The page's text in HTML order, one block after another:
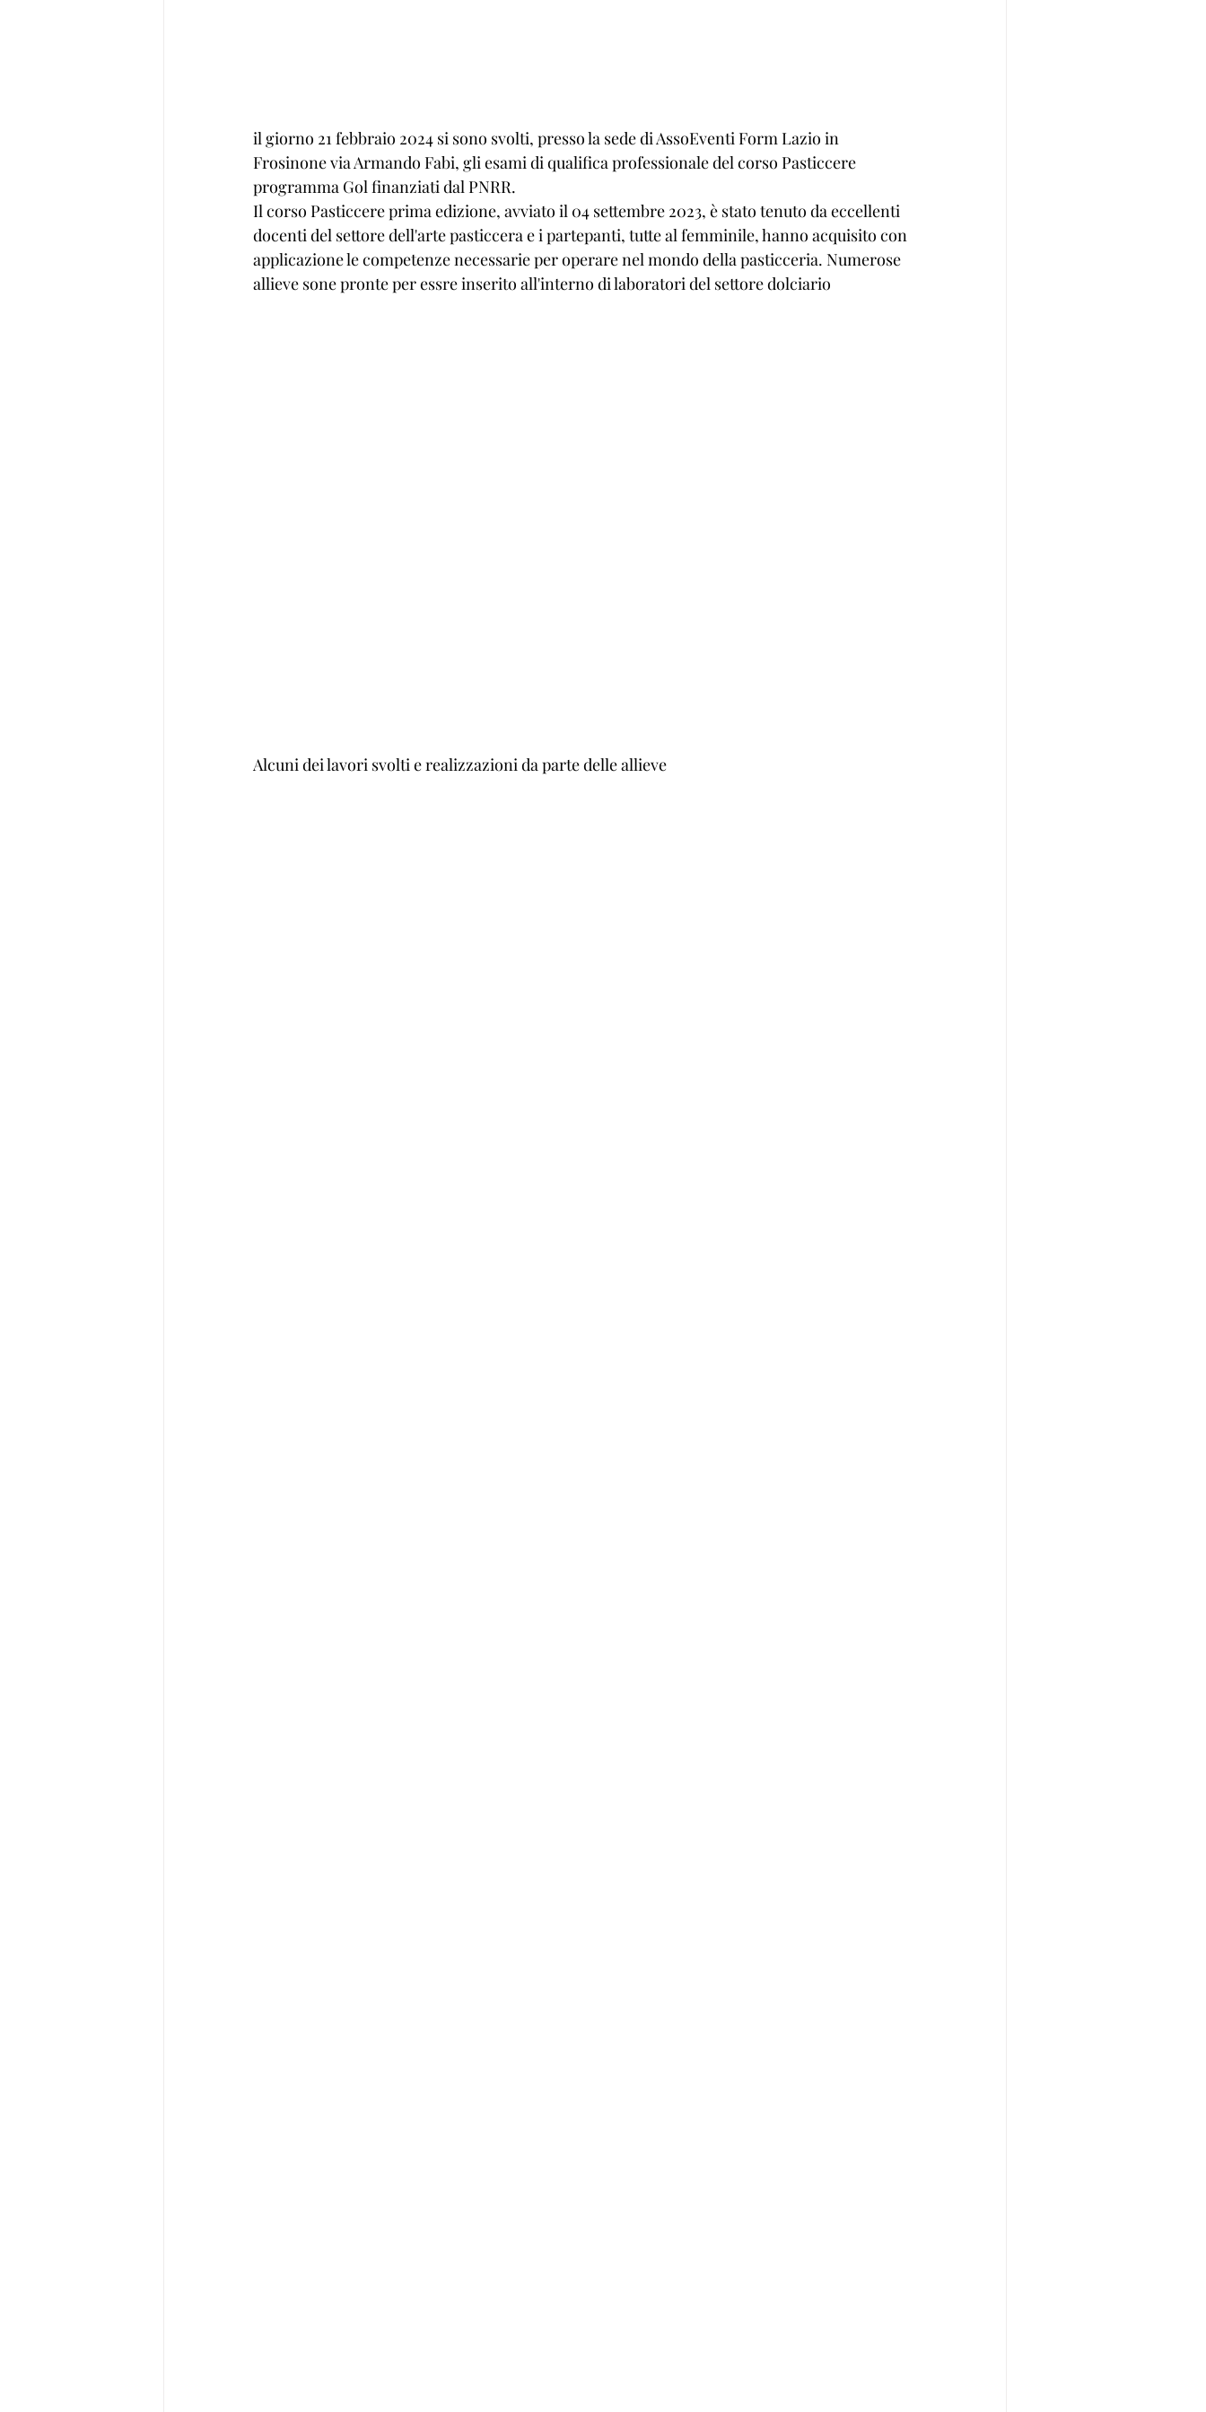
il giorno 21 febbraio 2024 si sono svolti, presso la sede di AssoEventi Form Lazio in
Frosinone via Armando Fabi, gli esami di qualifica professionale del corso Pasticcere
programma Gol finanziati dal PNRR.
Il corso Pasticcere prima edizione, avviato il 04 settembre 2023, è stato tenuto da eccellenti
docenti del settore dell'arte pasticcera e i partepanti, tutte al femminile, hanno acquisito con
applicazione le competenze necessarie per operare nel mondo della pasticceria. Numerose
allieve sone pronte per essre inserito all'interno di laboratori del settore dolciario
Alcuni dei lavori svolti e realizzazioni da parte delle allieve